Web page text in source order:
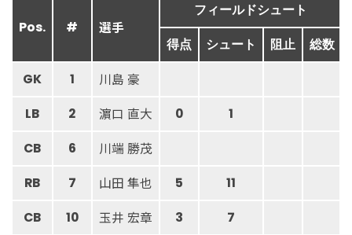
Pos. # 選手
フィールドシュート
得点 シュート 阻止 総数
GK 1 川島 豪
LB 2 濵口 直大 0 1
CB 6 川端 勝茂
RB 7 山田 隼也 5 11
CB 10 玉井 宏章 3 7